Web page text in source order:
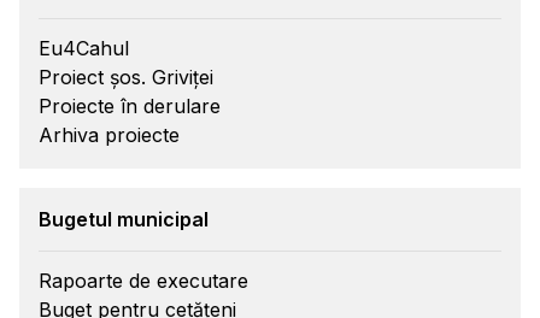
Eu4Cahul
Proiect șos. Griviței
Proiecte în derulare
Arhiva proiecte
Bugetul municipal
Rapoarte de executare
Buget pentru cetățeni